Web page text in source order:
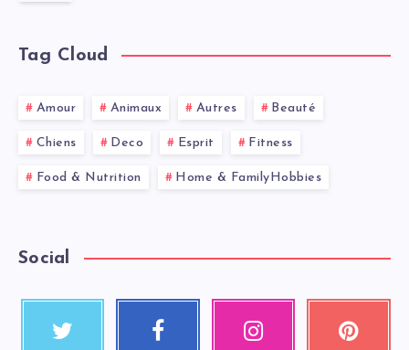
Tag Cloud
Amour Animaux Autres Beauté
Chiens Deco Esprit Fitness
Food & Nutrition Home & FamilyHobbies
Social